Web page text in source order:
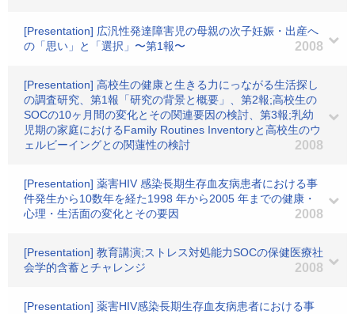
[Presentation] 広汎性発達障害児の母親の次子妊娠・出産へ
の「思い」と「選択」〜第1報〜
2008
[Presentation] 高校生の健康と生きる力にっながる生活探し
の調査研究、第1報「研究の背景と概要」、第2報;高校生の
SOCの10ヶ月間の変化とその関連要因の検討、第3報;乳幼
児期の家庭におけるFamily Routines Inventoryと高校生のウ
ェルビーイングとの関蓮性の検討
2008
[Presentation] 薬害HIV 感染長期生存血友病患者における事
件発生から10数年を経た1998 年から2005 年までの健康・
心理・生活面の変化とその要因
2008
[Presentation] 教育講演;ストレス対処能力SOCの保健医療社
会学的含蓄とチャレンジ
2008
[Presentation] 薬害HIV感染長期生存血友病患者における事